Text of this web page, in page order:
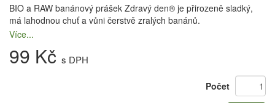
BIO a RAW banánový prášek Zdravý den® je přirozeně sladký,
má lahodnou chuť a vůni čerstvě zralých banánů.
Více...
99 Kč s DPH
Počet